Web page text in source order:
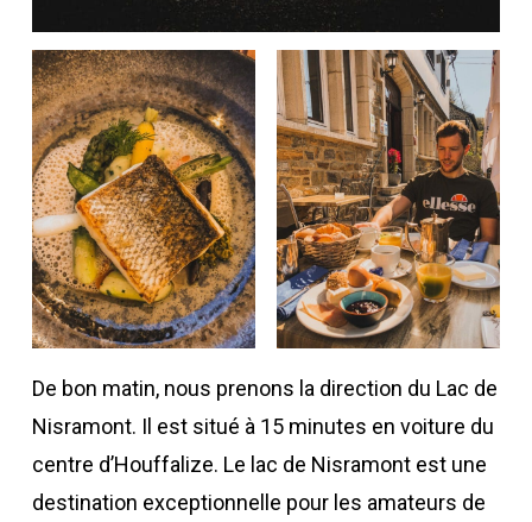
De bon matin, nous prenons la direction du Lac de
Nisramont. Il est situé à 15 minutes en voiture du
centre d’Houffalize. Le lac de Nisramont est une
destination exceptionnelle pour les amateurs de